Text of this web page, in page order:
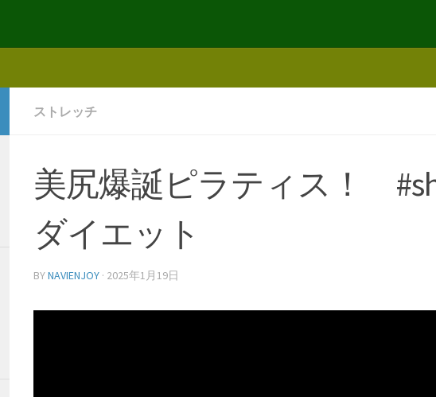
ストレッチ
美尻爆誕ピラティス！
ダイエット
BYNAVIENJOY · 2025年1月19日